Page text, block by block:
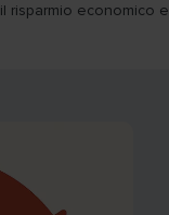
risparmio economico e